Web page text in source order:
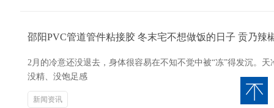
邵阳PVC管道管件粘接胶 冬末宅不想做饭的日子 贡乃辣
2月的冷意还没退去，身体很容易在不知不觉中被“冻”得发沉。
没精、没饱足感
新闻资讯